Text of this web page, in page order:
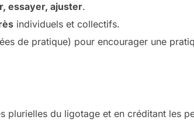
essayer, ajuster.
individuels et collectifs.
de pratique) pour encourager une
plurielles du ligotage et en créditant les